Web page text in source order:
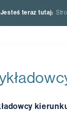
Jesteś teraz tutaj: